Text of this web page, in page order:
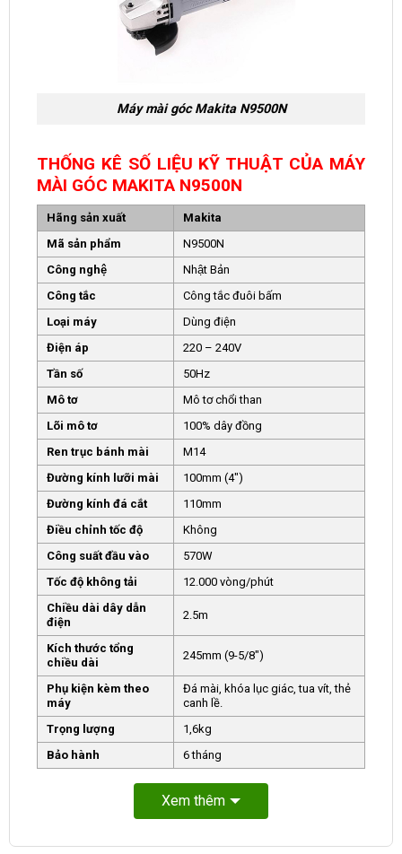
Máy mài góc Makita N9500N
THỐNG KÊ SỐ LIỆU KỸ THUẬT CỦA MÁY
MÀI GÓC MAKITA N9500N
Hãng sản xuất
Makita
Mã sản phẩm
N9500N
Công nghệ
Nhật Bản
Công tắc
Công tắc đuôi bấm
Loại máy
Dùng điện
Điện áp
220 – 240V
Tần số
50Hz
Mô tơ
Mô tơ chổi than
Lõi mô tơ
100% dây đồng
Ren trục bánh mài
M14
Đường kính lưỡi mài
100mm (4″)
Đường kính đá cắt
110mm
Điều chỉnh tốc độ
Không
Công suất đầu vào
570W
Tốc độ không tải
12.000 vòng/phút
Chiều dài dây dẫn
điện
2.5m
Kích thước tổng
chiều dài
245mm (9-5/8″)
Phụ kiện kèm theo
máy
Đá mài, khóa lục giác, tua vít, thẻ
canh lề.
Trọng lượng
1,6kg
Bảo hành
6 tháng
Xem thêm